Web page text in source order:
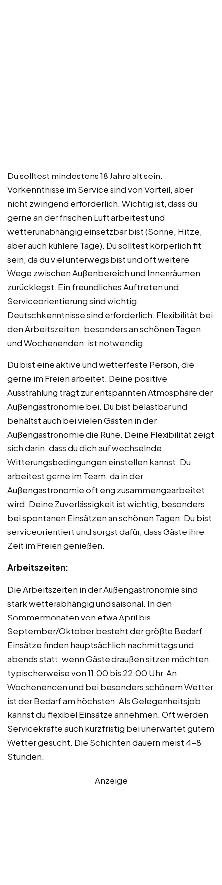
Du solltest mindestens 18 Jahre alt sein.
Vorkenntnisse im Service sind von Vorteil, aber
nicht zwingend erforderlich. Wichtig ist, dass du
gerne an der frischen Luft arbeitest und
wetterunabhängig einsetzbar bist (Sonne, Hitze,
aber auch kühlere Tage). Du solltest körperlich fit
sein, da du viel unterwegs bist und oft weitere
Wege zwischen Außenbereich und Innenräumen
zurücklegst. Ein freundliches Auftreten und
Serviceorientierung sind wichtig.
Deutschkenntnisse sind erforderlich. Flexibilität bei
den Arbeitszeiten, besonders an schönen Tagen
und Wochenenden, ist notwendig.
Du bist eine aktive und wetterfeste Person, die
gerne im Freien arbeitet. Deine positive
Ausstrahlung trägt zur entspannten Atmosphäre der
Außengastronomie bei. Du bist belastbar und
behältst auch bei vielen Gästen in der
Außengastronomie die Ruhe. Deine Flexibilität zeigt
sich darin, dass du dich auf wechselnde
Witterungsbedingungen einstellen kannst. Du
arbeitest gerne im Team, da in der
Außengastronomie oft eng zusammengearbeitet
wird. Deine Zuverlässigkeit ist wichtig, besonders
bei spontanen Einsätzen an schönen Tagen. Du bist
serviceorientiert und sorgst dafür, dass Gäste ihre
Zeit im Freien genießen.
Arbeitszeiten:
Die Arbeitszeiten in der Außengastronomie sind
stark wetterabhängig und saisonal. In den
Sommermonaten von etwa April bis
September/Oktober besteht der größte Bedarf.
Einsätze finden hauptsächlich nachmittags und
abends statt, wenn Gäste draußen sitzen möchten,
typischerweise von 11:00 bis 22:00 Uhr. An
Wochenenden und bei besonders schönem Wetter
ist der Bedarf am höchsten. Als Gelegenheitsjob
kannst du flexibel Einsätze annehmen. Oft werden
Servicekräfte auch kurzfristig bei unerwartet gutem
Wetter gesucht. Die Schichten dauern meist 4-8
Stunden.
Anzeige